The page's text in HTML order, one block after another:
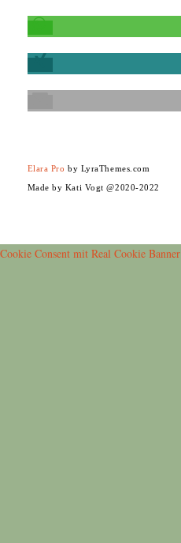
Elara Pro by LyraThemes.com
Made by Kati Vogt @2020-2022
Cookie Consent mit Real Cookie Banner